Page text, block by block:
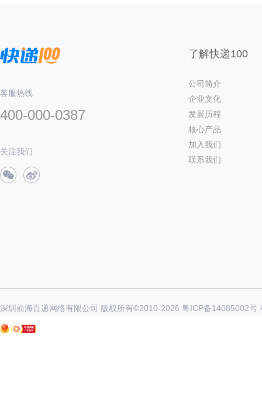
客服热线
400-000-0387
关注我们
了解快递100
公司简介
企业文化
发展历程
核心产品
加入我们
联系我们
深圳前海百递网络有限公司 版权所有©2010-2026 粤ICP备14085002号